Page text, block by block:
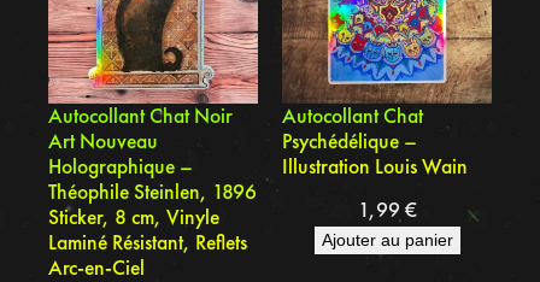
Autocollant Chat Noir
Art Nouveau
Holographique –
Théophile Steinlen, 1896
Sticker, 8 cm, Vinyle
Laminé Résistant, Reflets
Arc-en-Ciel
Autocollant Chat
Psychédélique –
Illustration Louis Wain
1,99 €
Ajouter au panier